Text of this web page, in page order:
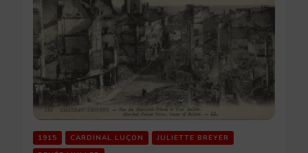
1915 CARDINAL LUÇON
JULIETTE BREYER